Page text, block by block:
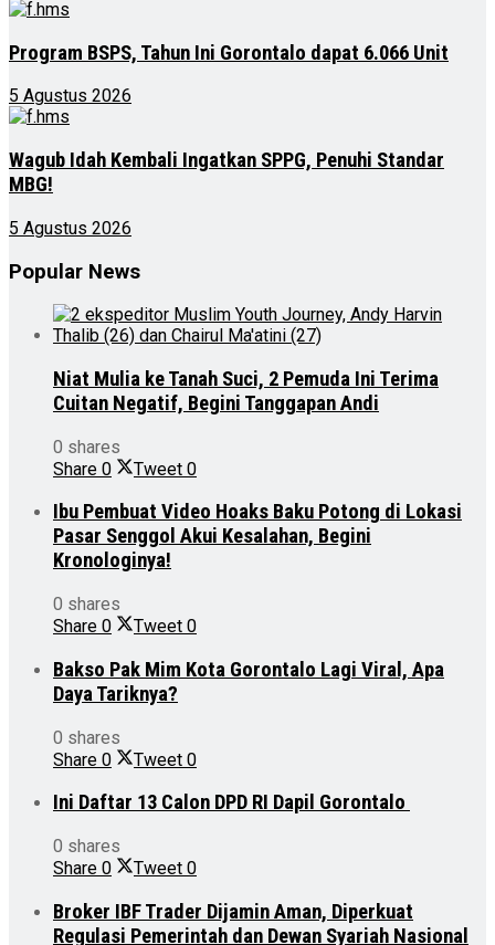
Program BSPS, Tahun Ini Gorontalo dapat 6.066 Unit
5 Agustus 2026
Wagub Idah Kembali Ingatkan SPPG, Penuhi Standar
MBG!
5 Agustus 2026
Popular News
Niat Mulia ke Tanah Suci, 2 Pemuda Ini Terima
Cuitan Negatif, Begini Tanggapan Andi
0 shares
Share 0 Tweet 0
Ibu Pembuat Video Hoaks Baku Potong di Lokasi
Pasar Senggol Akui Kesalahan, Begini
Kronologinya!
0 shares
Share 0 Tweet 0
Bakso Pak Mim Kota Gorontalo Lagi Viral, Apa
Daya Tariknya?
0 shares
Share 0 Tweet 0
Ini Daftar 13 Calon DPD RI Dapil Gorontalo
0 shares
Share 0 Tweet 0
Broker IBF Trader Dijamin Aman, Diperkuat
Regulasi Pemerintah dan Dewan Syariah Nasional